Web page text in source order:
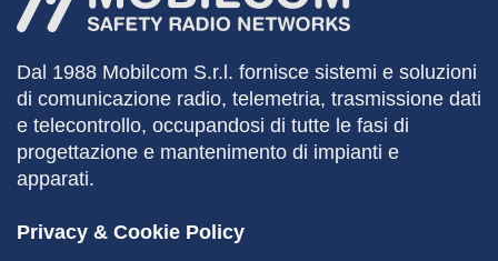
Dal 1988 Mobilcom S.r.l. fornisce sistemi e soluzioni
di comunicazione radio, telemetria, trasmissione dati
e telecontrollo, occupandosi di tutte le fasi di
progettazione e mantenimento di impianti e
apparati.
Privacy & Cookie Policy